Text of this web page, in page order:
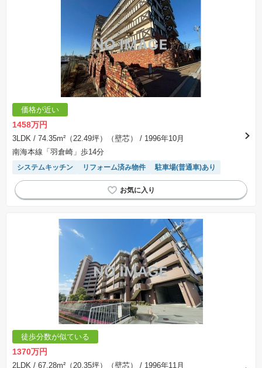
価格が近い
1458万円
3LDK / 74.35m²（22.49坪）（壁芯）
/ 1996年10月
南海本線「羽倉崎」歩14分
システムキッチン リフォーム済み物件 駐車場(普通車)あり
徒歩分数が似ている
1370万円
2LDK / 67.28m²（20.35坪）（壁芯）
/ 1996年11月